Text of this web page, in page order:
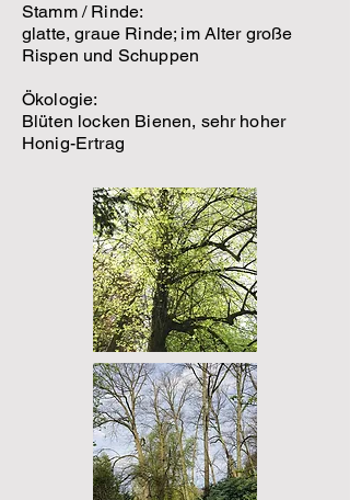
Stamm / Rinde:
glatte, graue Rinde; im Alter große
Rispen und Schuppen
Ökologie:
Blüten locken Bienen, sehr hoher
Honig-Ertrag